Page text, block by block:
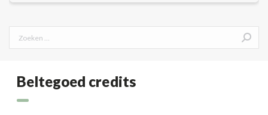
Search:
Beltegoed credits